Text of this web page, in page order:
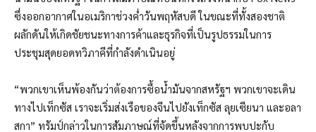
ซึ่งออกอากาศในอเมริกาช่วงค่ำวันพฤหัสบดี ในขณะที่ทั้งสองชาติ
ผลักดันให้เกิดชัยชนะทางการค้าและธุรกิจที่เป็นรูปธรรมในการ
ประชุมสุดยอดทวิภาคีที่กำลังดำเนินอยู่
“พวกเขาเห็นพ้องกันว่าต้องการซื้อน้ำมันจากสหรัฐฯ พวกเขาจะเดิน
ทางไปเท็กซัส เราจะเริ่มส่งเรือของจีนไปยังเท็กซัส ลุยเซียนา และอลา
สกา” ทรัมป์กล่าวในการสัมภาษณ์ที่จัดขึ้นหลังจากการพบปะกับ